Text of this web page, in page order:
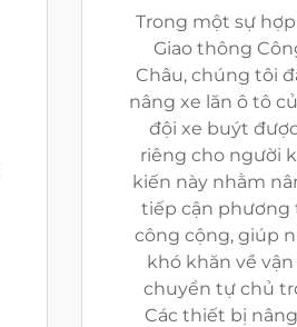
Trong một sự
Giao thông
Châu, chúng tôi
nâng xe lăn ô tô
đội xe buýt
riêng cho người
kiến này nhằm
tiếp cận phương
công cộng, giúp
khó khăn về
chuyển tự chủ
Các thiết bị